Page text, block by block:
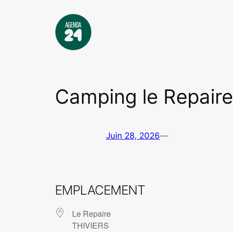
Camping le Repaire
Juin 28, 2026—
EMPLACEMENT
Le Repaire
THIVIERS